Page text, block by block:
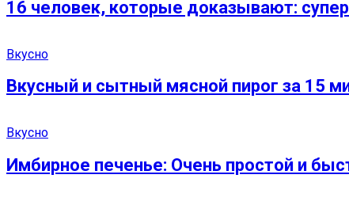
16 человек, которые доказывают:
Вкусно
Вкусный и сытный мясной пирог за 15
Вкусно
Имбирное печенье: Очень простой и